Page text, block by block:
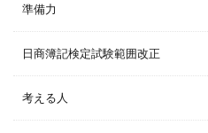
準備力
日商簿記検定試験範囲改正
考える人